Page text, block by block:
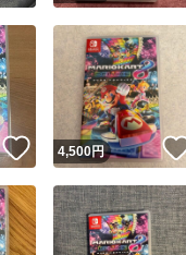
いいね！
4,500円